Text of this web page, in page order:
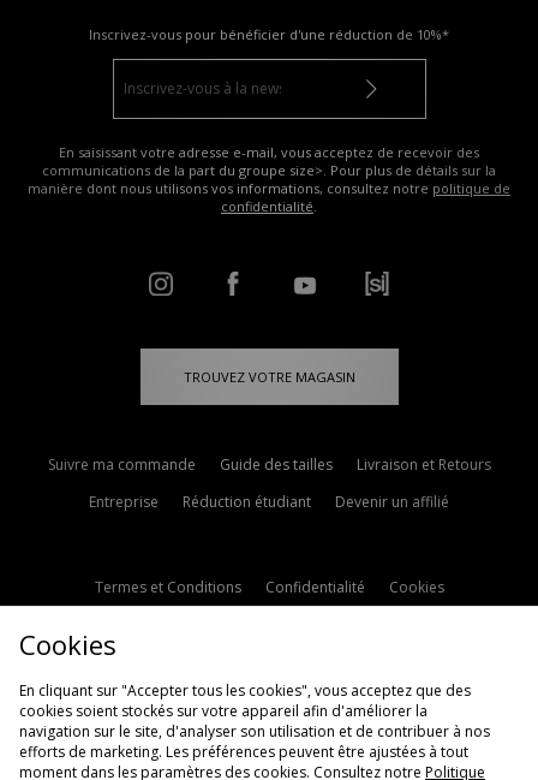
Inscrivez-vous pour bénéficier d'une réduction de 10%*
En saisissant votre adresse e-mail, vous acceptez de recevoir des
communications de la part du groupe size>. Pour plus de détails sur la
manière dont nous utilisons vos informations, consultez notre politique de
confidentialité
TROUVEZ VOTRE MAGASIN
Suivre ma commande Guide des tailles
Livraison et Retours
Entreprise
Réduction étudiant Devenir un affilié
Termes et Conditions Confidentialité
Cookies
Politique d'avis en ligne
Cookies
En cliquant sur "Accepter tous les cookies", vous acceptez que des
cookies soient stockés sur votre appareil afin d'améliorer la
navigation sur le site, d'analyser son utilisation et de contribuer à nos
efforts de marketing. Les préférences peuvent être ajustées à tout
moment dans les paramètres des cookies. Consultez notre Politique